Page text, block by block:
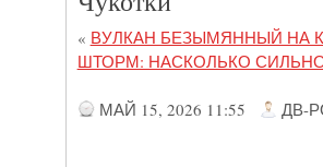
« ВУЛКАН БЕЗЫМЯННЫЙ НА
ШТОРМ: НАСКОЛЬКО
МАЙ 15, 2026 11:55 ДВ-